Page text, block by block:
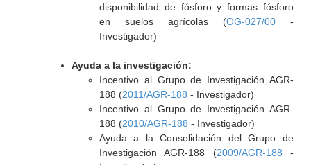
disponibilidad de fósforo y formas fósforo
en suelos agrícolas (OG-027/00-
Investigador)
Ayuda a la investigación:
Incentivo al Grupo de Investigación AGR-
188 (2011/AGR-188 - Investigador)
Incentivo al Grupo de Investigación AGR-
188 (2010/AGR-188 - Investigador)
Ayuda a la Consolidación del Grupo de
Investigación AGR-188 (2009/AGR-188 -